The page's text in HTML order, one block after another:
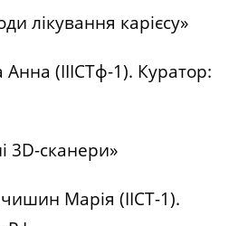
лікування карієсу»
(ІІІСТф-1). Куратор:
3D-сканери»
Марія (ІІСТ-1).